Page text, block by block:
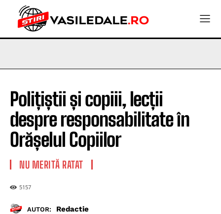
Polițiștii și copiii, lecții
despre responsabilitate în
Orășelul Copiilor
NU MERITĂ RATAT
5157
AUTOR: Redactie